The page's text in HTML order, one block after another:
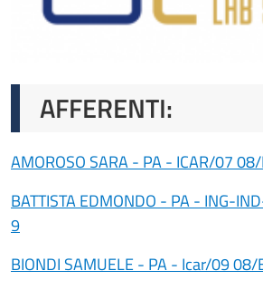
AFFERENTI:
AMOROSO SARA - PA - ICAR/07
BATTISTA EDMONDO - PA - ING-
9
BIONDI SAMUELE - PA - Icar/09